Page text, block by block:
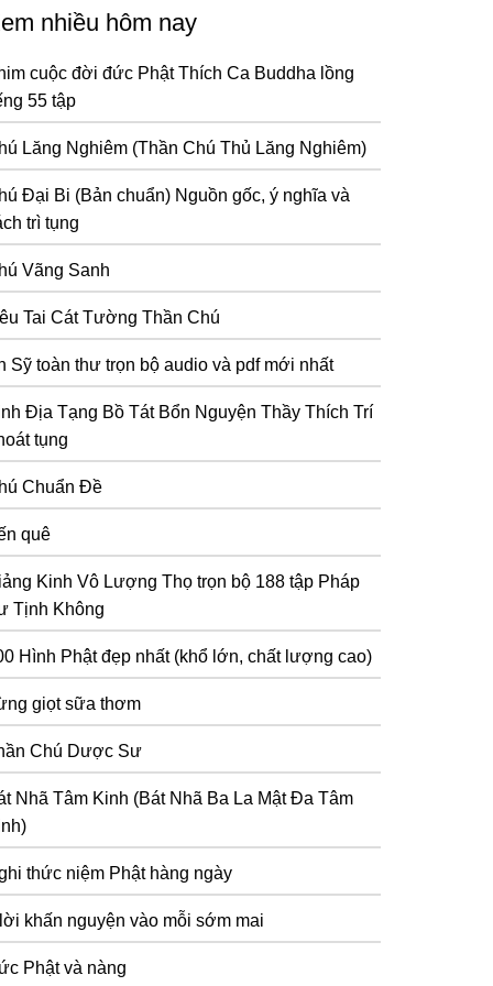
nhiều hôm nay
cuộc đời đức Phật Thích Ca Buddha lồng
55 tập
Lăng Nghiêm (Thần Chú Thủ Lăng Nghiêm)
Đại Bi (Bản chuẩn) Nguồn gốc, ý nghĩa và
trì tụng
Vãng Sanh
Tai Cát Tường Thần Chú
Sỹ toàn thư trọn bộ audio và pdf mới nhất
Địa Tạng Bồ Tát Bổn Nguyện Thầy Thích Trí
tụng
Chuẩn Đề
quê
Kinh Vô Lượng Thọ trọn bộ 188 tập Pháp
Tịnh Không
Hình Phật đẹp nhất (khổ lớn, chất lượng cao)
giọt sữa thơm
Chú Dược Sư
Nhã Tâm Kinh (Bát Nhã Ba La Mật Đa Tâm
thức niệm Phật hàng ngày
khấn nguyện vào mỗi sớm mai
Phật và nàng